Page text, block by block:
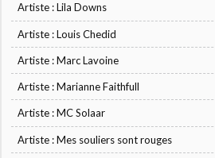
Artiste : Lila Downs
Artiste : Louis Chedid
Artiste : Marc Lavoine
Artiste : Marianne Faithfull
Artiste : MC Solaar
Artiste : Mes souliers sont rouges